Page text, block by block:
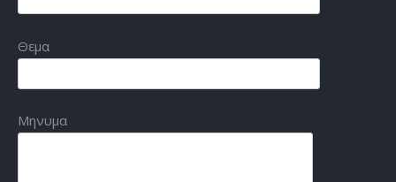
Θεμα
Μηνυμα